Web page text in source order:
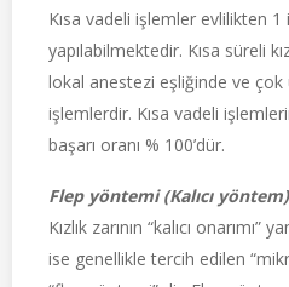
Kısa vadeli işlemler evlilikten
yapılabilmektedir. Kısa süreli
lokal anestezi eşliğinde ve çok
işlemlerdir. Kısa vadeli
başarı oranı % 100’dür.
Flep yöntemi (Kalıcı yöntem)
Kızlık zarının “kalıcı
ise genellikle tercih edilen